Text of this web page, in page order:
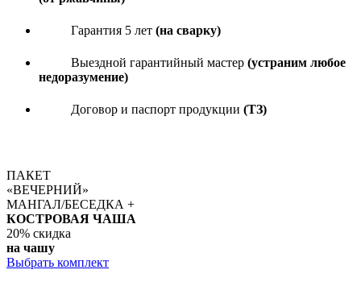
Гарантия 5 лет (на сварку)
Выездной гарантийный мастер (устраним любое
недоразумение)
Договор и паспорт продукции (ТЗ)
ПАКЕТ
«ВЕЧЕРНИЙ»
МАНГАЛ/БЕСЕДКА +
КОСТРОВАЯ ЧАША
20% скидка
на чашу
Выбрать комплект